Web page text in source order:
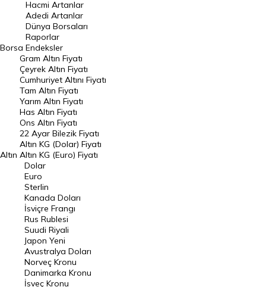
Hacmi Artanlar
Geçmiş Kapanışlar
Dünya Borsaları
Raporlar
Endeksler
DÖVİZ
Döviz Kuru
Dolar Kuru
Euro Kuru
Pound Kuru
Frank Kuru
Riyal Kuru
Avustralya Doları
Danimarka Kronu Kuru
Kanada Doları Kuru
Borsa
Hacmi Artanlar
Adedi Artanlar
Dünya Borsaları
Raporlar
Endeksler
Altın
Gram Altın Fiyatı
Çeyrek Altın Fiyatı
Cumhuriyet Altını Fiyatı
Tam Altın Fiyatı
Yarım Altın Fiyatı
Has Altın Fiyatı
Ons Altın Fiyatı
22 Ayar Bilezik Fiyatı
Altın KG (Dolar) Fiyatı
Altın KG (Euro) Fiyatı
Dolar
Euro
Sterlin
Kanada Doları
İsviçre Frangı
Rus Rublesi
Suudi Riyali
Japon Yeni
Avustralya Doları
Norveç Kronu
Danimarka Kronu
İsveç Kronu